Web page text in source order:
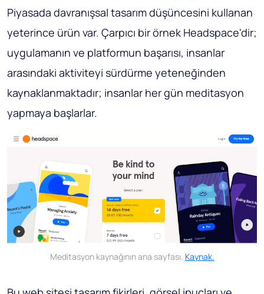
Piyasada davranışsal tasarım düşüncesini kullanan
yeterince ürün var. Çarpıcı bir örnek Headspace'dir;
uygulamanın ve platformun başarısı, insanlar
arasındaki aktiviteyi sürdürme yeteneğinden
kaynaklanmaktadır; insanlar her gün meditasyon
yapmaya başlarlar.
Meditasyon kaynağının ana sayfası. Kaynak.